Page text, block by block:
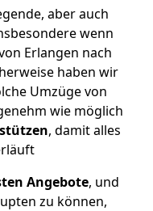
aber auch
wenn
Erlangen nach
haben wir
Umzüge von
wie möglich
, damit alles
Angebote, und
zu können,